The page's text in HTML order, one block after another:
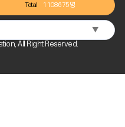
Total 1108675명
▼
All Right Reserved.